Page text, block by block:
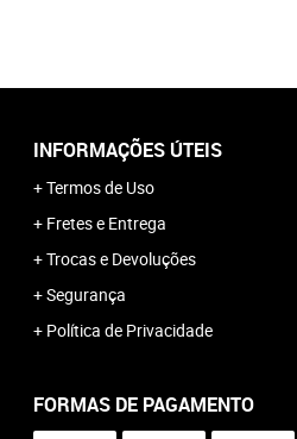
INFORMAÇÕES ÚTEIS
Termos de Uso
Fretes e Entrega
Trocas e Devoluções
Segurança
Política de Privacidade
FORMAS DE PAGAMENTO